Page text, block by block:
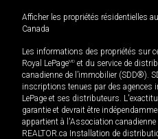
Afficher les propriétés résidentielles
Canada
Les informations des propriétés sur
Royal LePageMD et du service de
canadienne de l’immobilier (SDD®).
inscriptions tenues par des agences
LePage et ses distributeurs.
garantie et devrait être
appartient à l'Association canadienne
REALTOR.ca Installation de